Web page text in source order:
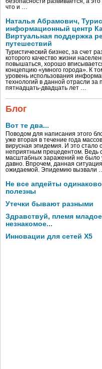
что и …
Наталья Абрамович,
информационный центр
Виртуальная поддержка
путешествий
Туристический бизнес, за счет
которого качество жизни
повышаться, хорошо
концепцию «умного города». К
уровень использования
технологий в данной отрасли за
пятнадцать-двадцать лет …
Блог
Вот те два...
Поводом для написания этого
уже вторая в течение года
вирусная эпидемия. И это стало
неприятным прецедентом. Ведь
масштабных заражений не было
давно. Впрочем, данная
ожидаемой. Эпидемию вызвали …
Не все апдейты одинаково
полезны
Утечки бывают разными
Здравствуй, племя
незнакомое...
Инновации для сетей X5